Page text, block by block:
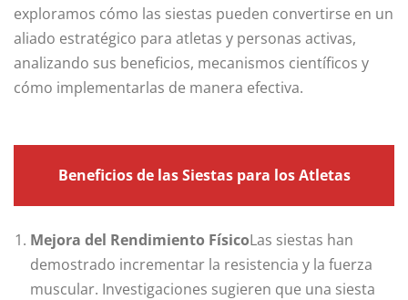
exploramos cómo las siestas pueden convertirse en un
aliado estratégico para atletas y personas activas,
analizando sus beneficios, mecanismos científicos y
cómo implementarlas de manera efectiva.
Beneficios de las Siestas para los Atletas
Mejora del Rendimiento FísicoLas siestas han
demostrado incrementar la resistencia y la fuerza
muscular. Investigaciones sugieren que una siesta